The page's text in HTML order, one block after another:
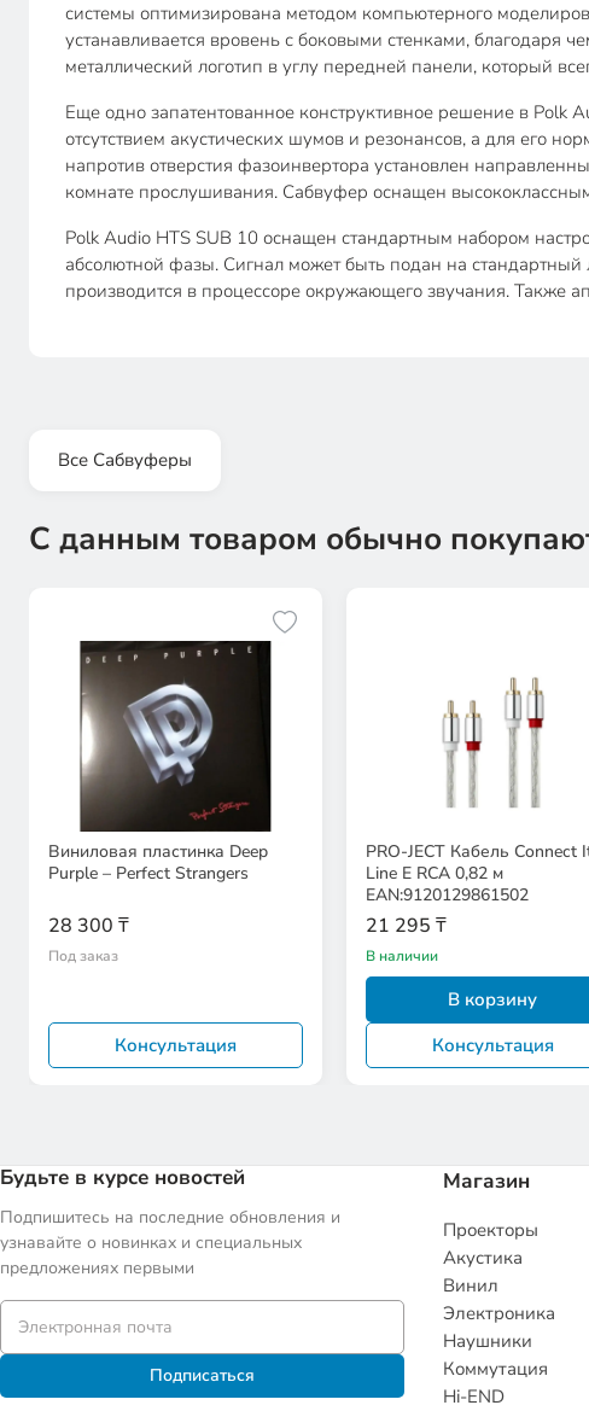
системы оптимизирована методом компьютерного
устанавливается вровень с боковыми стенками, благодаря
металлический логотип в углу передней панели, который
Еще одно запатентованное конструктивное решение в Polk
отсутствием акустических шумов и резонансов, а для его
напротив отверстия фазоинвертора установлен
комнате прослушивания. Сабвуфер оснащен
Polk Audio HTS SUB 10 оснащен стандартным набором
абсолютной фазы. Сигнал может быть подан на
производится в процессоре окружающего звучания. Также
Все Сабвуферы
С данным товаром обычно
Виниловая пластинка Deep
Purple – Perfect Strangers
28 300 ₸
Под заказ
Консультация
PRO-JECT Кабель Connect
Line E RCA 0,82 м
EAN:9120129861502
21 295 ₸
В наличии
В корзину
Консультация
Будьте в курсе новостей
Подпишитесь на последние обновления и
узнавайте о новинках и специальных
предложениях первыми
Подписаться
Магазин
Проекторы
Акустика
Винил
Электроника
Наушники
Коммутация
Hi-END